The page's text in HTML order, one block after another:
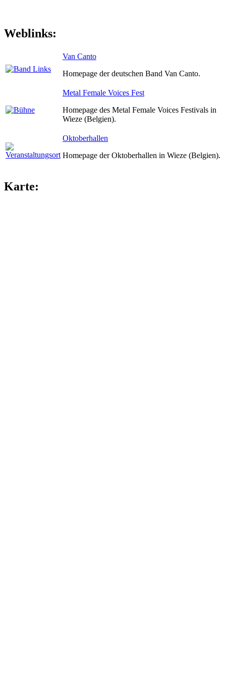
Weblinks:
Van Canto
Homepage der deutschen Band Van Canto.
Metal Female Voices Fest
Homepage des Metal Female Voices Festivals in
Wieze (Belgien).
Oktoberhallen
Homepage der Oktoberhallen in Wieze (Belgien).
Karte: